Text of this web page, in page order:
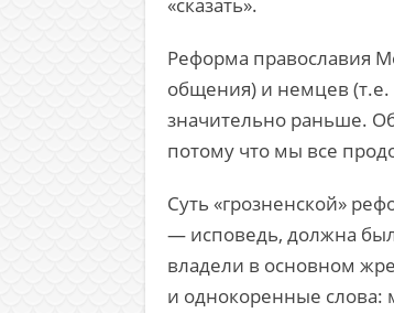
Реформа православия
общения) и немцев (т.е.
значительно раньше.
потому что мы все
Суть «грозненской»
— исповедь, должна
владели в основном
и однокоренные слова: